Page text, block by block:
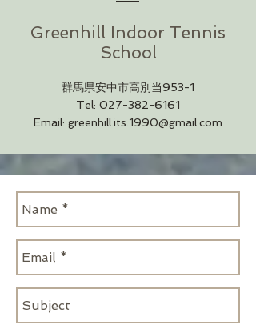
Greenhill Indoor Tennis
School
群馬県安中市高別当953-1
Tel: 027-382-6161
Email: greenhill.its.1990@gmail.com